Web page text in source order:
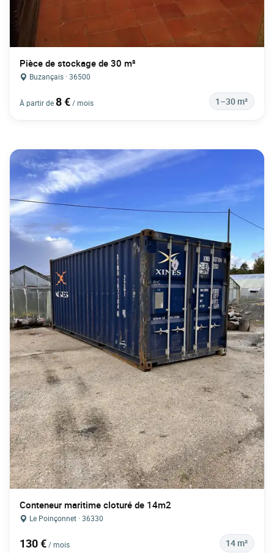
Pièce de stockage de 30 m²
Buzançais · 36500
À partir de8 €/ mois 1–30 m²
Conteneur maritime cloturé de 14m2
Le Poinçonnet · 36330
130 €/ mois 14 m²